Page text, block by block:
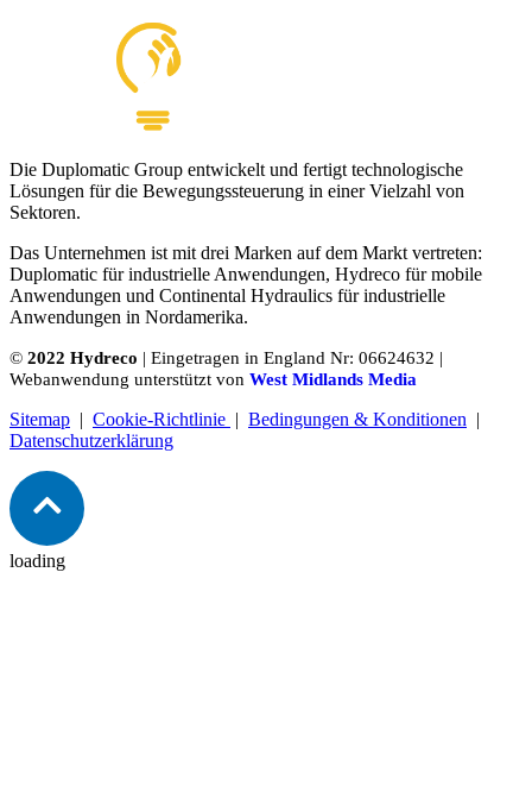
Die Duplomatic Group entwickelt und fertigt technologische
Lösungen für die Bewegungssteuerung in einer Vielzahl von
Sektoren.
Das Unternehmen ist mit drei Marken auf dem Markt vertreten:
Duplomatic für industrielle Anwendungen, Hydreco für mobile
Anwendungen und Continental Hydraulics für industrielle
Anwendungen in Nordamerika.
© 2022 Hydreco | Eingetragen in England Nr: 06624632 |
Webanwendung unterstützt von West Midlands Media
Sitemap | Cookie-Richtlinie | Bedingungen & Konditionen |
Datenschutzerklärung
loading